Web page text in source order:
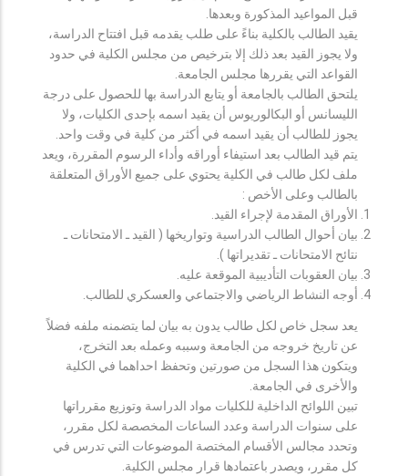
قبل المواعيد المذكورة وبعدها.
يقيد الطالب بالكلية بناءً على طلب يقدمه قبل افتتاح الدراسة،
ولا يجوز القيد بعد ذلك إلا بترخيص من مجلس الكلية في حدود
القواعد التي يقررها مجلس الجامعة.
يلتحق الطالب بالجامعة أو يتابع الدراسة بها للحصول على درجة
الليسانس أو البكالوريوس أن يقيد اسمه بإحدى الكليات، ولا
يجوز للطالب أن يقيد اسمه في أكثر من كلية في وقت واحد.
يتم قيد الطالب بعد استيفاء أوراقه وأداء الرسوم المقررة، ويعد
ملف لكل طالب في الكلية يحتوي على جميع الأوراق المتعلقة
بالطالب وعلى الأخص :
الأوراق المقدمة لإجراء القيد.
بيان أحوال الطالب الدراسية وتواريخها ( القيد ـ الامتحانات ـ
نتائح الامتحانات ـ تقديراتها ).
بيان العقوبات التأديبية الموقعة عليه.
أوجه النشاط الرياضي والاجتماعي والعسكري للطالب.
يعد سجل خاص لكل طالب يدون به بيان لما يتضمنه ملفه فضلاً
عن تاريخ خروجه من الجامعة وسببه وعمله بعد التخرج،
ويتكون هذا السجل من صورتين وتحفظ احداهما في الكلية
والأخرى في الجامعة.
تبين اللوائح الداخلية للكليات مواد الدراسة وتوزيع مقرراتها
على سنوات الدراسة وعدد الساعات المخصصة لكل مقرر،
وتحدد مجالس الأقسام المختصة الموضوعات التي تدرس في
كل مقرر، ويصدر باعتمادها قرار مجلس الكلية.